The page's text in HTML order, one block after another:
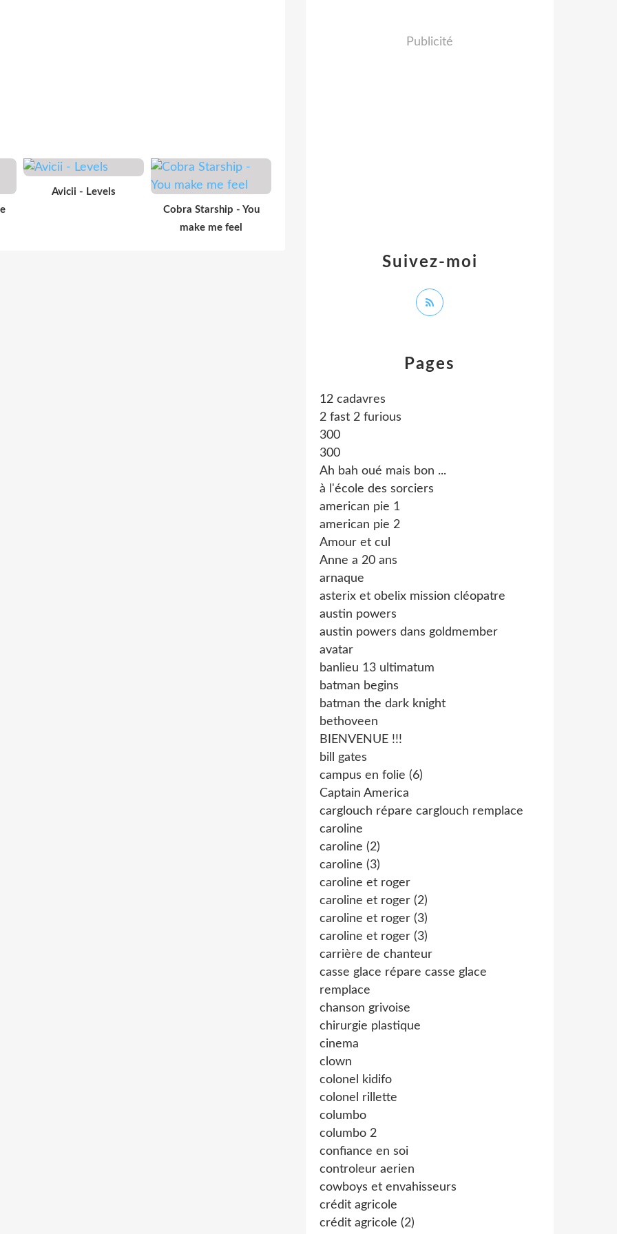
Avicii - Levels
Cobra Starship - You
make me feel
Pages
12 cadavres
2 fast 2 furious
300
300
Ah bah oué mais bon ...
à l'école des sorciers
american pie 1
american pie 2
Amour et cul
Anne a 20 ans
arnaque
asterix et obelix mission cléopatre
austin powers
austin powers dans goldmember
avatar
banlieu 13 ultimatum
batman begins
batman the dark knight
bethoveen
BIENVENUE !!!
bill gates
campus en folie (6)
Captain America
carglouch répare carglouch remplace
caroline
caroline (2)
caroline (3)
caroline et roger
caroline et roger (2)
caroline et roger (3)
caroline et roger (3)
carrière de chanteur
casse glace répare casse glace
remplace
chanson grivoise
chirurgie plastique
cinema
clown
colonel kidifo
colonel rillette
columbo
columbo 2
confiance en soi
controleur aerien
cowboys et envahisseurs
crédit agricole
crédit agricole (2)
Suivez-moi
Publicité